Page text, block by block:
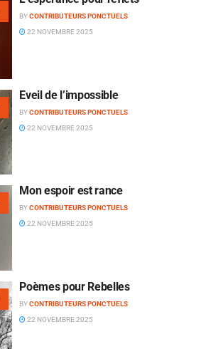
BYCONTRIBUTEURS PONCTUELS
22 NOVEMBRE 2025
Éveil de l’impossible
BYCONTRIBUTEURS PONCTUELS
22 NOVEMBRE 2025
Mon espoir est rance
BYCONTRIBUTEURS PONCTUELS
22 NOVEMBRE 2025
Poèmes pour Rebelles
BYCONTRIBUTEURS PONCTUELS
22 NOVEMBRE 2025